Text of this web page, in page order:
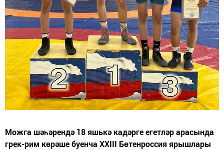
Можга шәһәрендә 18 яшькә кадәрге егетләр арасында
грек-рим көрәше буенча XXIII Бөтенроссия ярышлары